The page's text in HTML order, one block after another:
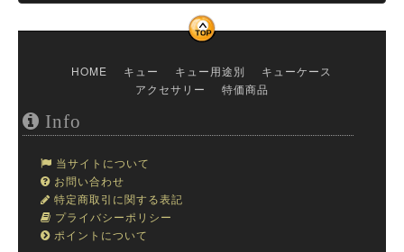
HOME キュー キュー用途別
キューケース
アクセサリー
特価商品
Info
当サイトについて
お問い合わせ
特定商取引に関する表記
プライバシーポリシー
ポイントについて